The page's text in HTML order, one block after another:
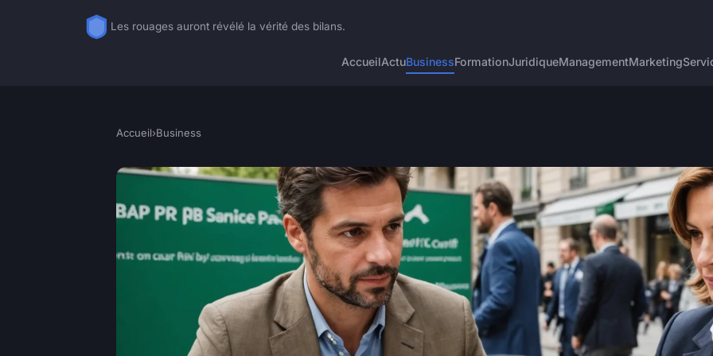
Les rouages auront révélé la vérité des bilans.
AccueilActuBusinessFormationJuridiqueManagementMarketing
Accueil›Business